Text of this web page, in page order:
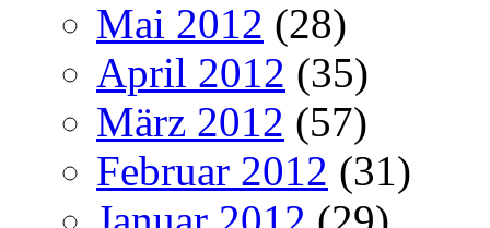
Mai 2012 (28)
April 2012 (35)
März 2012 (57)
Februar 2012 (31)